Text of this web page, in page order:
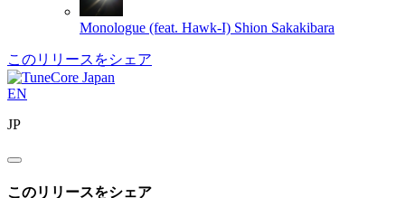
Monologue (feat. Hawk-I) Shion Sakakibara
このリリースをシェア
EN
JP
このリリースをシェア